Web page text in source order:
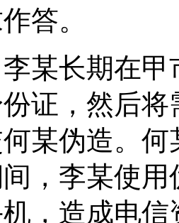
答。
李某长期在甲
证，然后
某伪造。
，李某使
，造成电